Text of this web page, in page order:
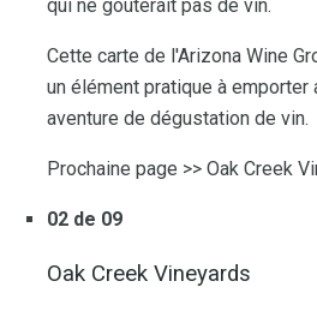
qui ne goûterait pas de vin.
Cette carte de l'Arizona Wine
un élément pratique à
aventure de dégustation de vin.
Prochaine page >> Oak Creek
02 de 09
Oak Creek Vineyards